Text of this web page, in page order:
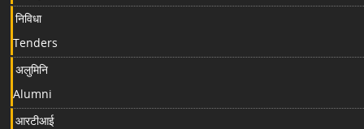
निविधा
Tenders
अलुमिनि
Alumni
आरटीआई